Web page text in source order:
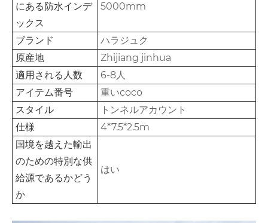
にある防水インデ
ックス
5000mm
ブランド
ハラジュク
原産地
Zhijiang jinhua
適用される人数
6-8人
アイテム番号
重いcoco
スタイル
トンネルアカウント
仕様
4*7.5*2.5m
国境を越えた輸出
のための特別な供
給源であるかどう
か
はい